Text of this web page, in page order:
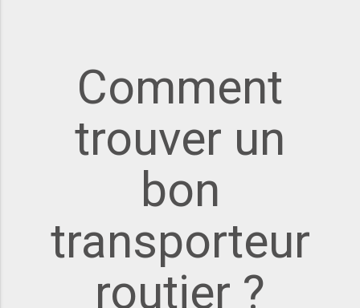
Comment
trouver un
bon
transporteur
routier ?